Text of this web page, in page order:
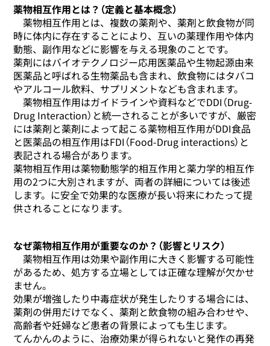
薬物相互作用とは？（定義と基本概念）
薬物相互作用とは、複数の薬剤や、薬剤と飲食物が同
時に体内に存在することにより、互いの薬理作用や体内
動態、副作用などに影響を与える現象のことです。
薬剤にはバイオテクノロジー応用医薬品や生物起源由来
医薬品と呼ばれる生物薬品も含まれ、飲食物にはタバコ
やアルコール飲料、サプリメントなども含まれます。
薬物相互作用はガイドラインや資料などでDDI（Drug-
Drug Interaction）と統一されることが多いですが、厳密
には薬剤と薬剤によって起こる薬物相互作用がDDI食品
と医薬品の相互作用はFDI（Food-Drug interactions）と
表記される場合があります。
薬物相互作用は薬物動態学的相互作用と薬力学的相互作
用の2つに大別されますが、両者の詳細については後述
します。に安全で効果的な医療が長い将来にわたって提
供されることになります。
なぜ薬物相互作用が重要なのか？（影響とリスク）
薬物相互作用は効果や副作用に大きく影響する可能性
があるため、処方する立場としては正確な理解が欠かせ
ません。
効果が増強したり中毒症状が発生したりする場合には、
薬剤の併用だけでなく、薬剤と飲食物の組み合わせや、
高齢者や妊婦など患者の背景によっても生じます。
てんかんのように、治療効果が得られないと発作の再発